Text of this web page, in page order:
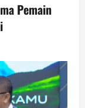
Pemain